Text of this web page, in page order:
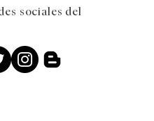
sociales del